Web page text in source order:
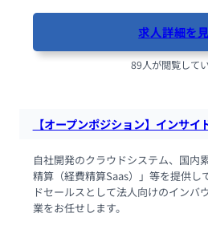
求人詳細を
89人が閲覧して
【オープンポジション】インサイ
自社開発のクラウドシステム、国内
精算（経費精算Saas）」等を提供し
ドセールスとして法人向けのインバ
業をお任せします。